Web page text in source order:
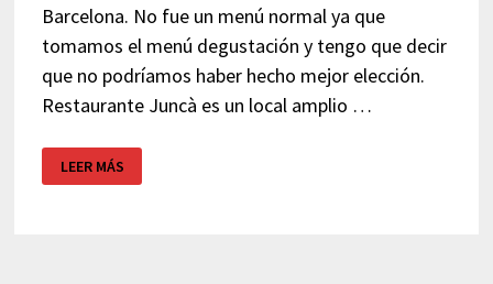
Barcelona. No fue un menú normal ya que
tomamos el menú degustación y tengo que decir
que no podríamos haber hecho mejor elección.
Restaurante Juncà es un local amplio …
RESTAURANT
BRASERIA
JUNCÀ
LEER MÁS